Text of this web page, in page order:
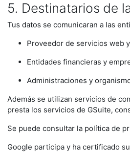
5. Destinatarios de
Tus datos se comunicaran a las
Proveedor de servicios web
Entidades financieras y
Administraciones y
Además se utilizan servicios de
presta los servicios de GSuite,
Se puede consultar la política de
Google participa y ha certificado